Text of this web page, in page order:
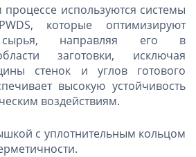
процессе используются системы
которые оптимизируют
сырья, направляя его в
заготовки, исключая
стенок и углов готового
высокую устойчивость
воздействиям.
с уплотнительным кольцом